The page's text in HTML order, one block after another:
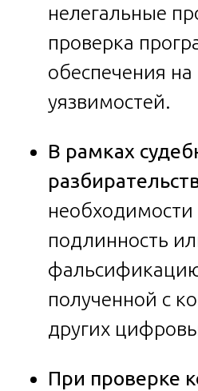
нелегальные
проверка
обеспечения
уязвимостей.
В рамках
необходимости
подлинность
полученной с
других
При проверке